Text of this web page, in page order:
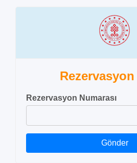
Rezervasyon Numarası
Gönder